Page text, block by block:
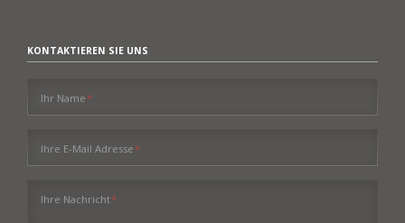
KONTAKTIEREN SIE UNS
Pflichtfeld
Ihr Name*
Pflichtfeld
Ihre E-Mail Adresse*
Pflichtfeld
Ihre Nachricht*